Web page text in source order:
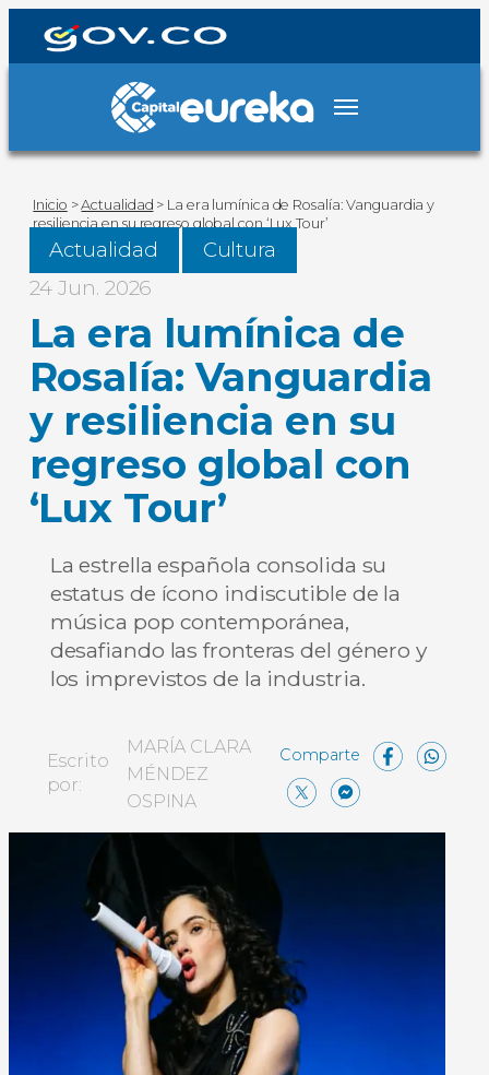
Inicio >Actualidad > La era lumínica de Rosalía: Vanguardia y
resiliencia en su regreso global con ‘Lux Tour’
Actualidad
Cultura
24 Jun. 2026
La era lumínica de
Rosalía: Vanguardia
y resiliencia en su
regreso global con
‘Lux Tour’
La estrella española consolida su
estatus de ícono indiscutible de la
música pop contemporánea,
desafiando las fronteras del género y
los imprevistos de la industria.
Escrito
por:
MARÍA CLARA
MÉNDEZ
OSPINA
X